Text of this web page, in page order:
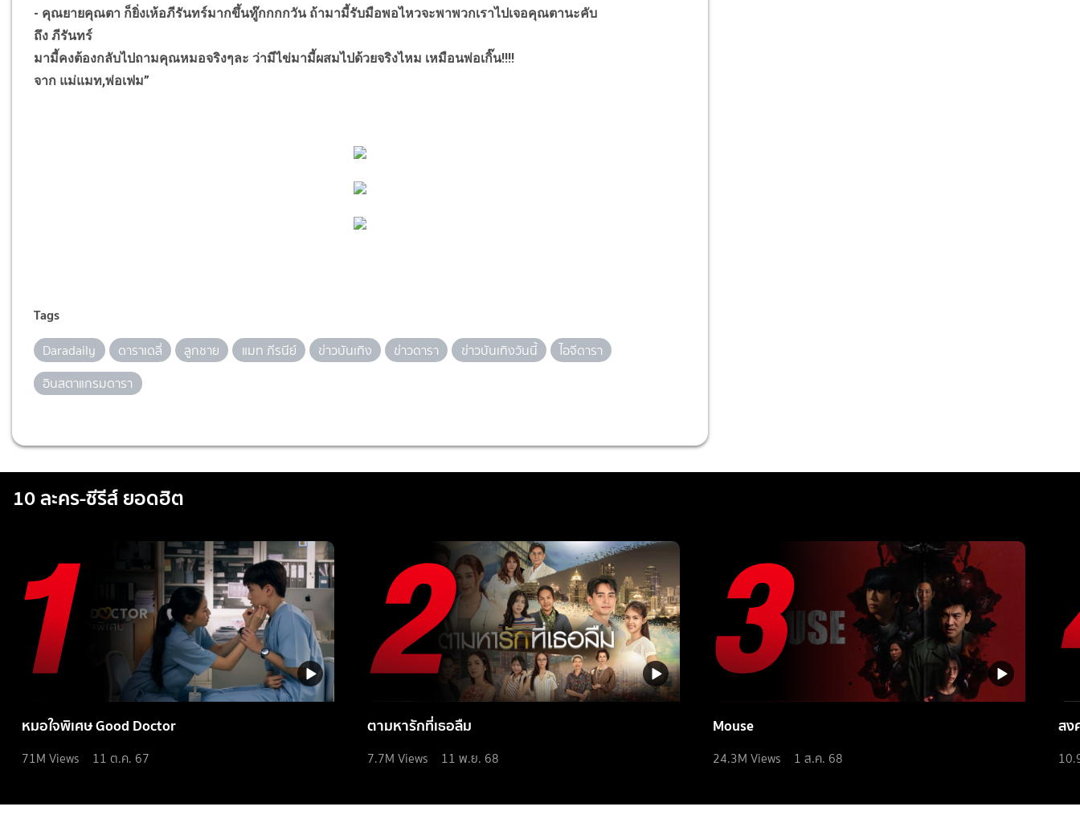
- คุณยายคุณตา ก็ยิ่งเห้อภีรันทร์มากขึ้นทู๊กกกกวัน ถ้ามามี้รับมือพอไหวจะพาพวกเราไปเจอคุณตานะคับ
ถึง ภีรันทร์
มามี้คงต้องกลับไปถามคุณหมอจริงๆละ ว่ามีไข่มามี้ผสมไปด้วยจริงไหม เหมือนพ่อเกิ๊น!!!!
จาก แม่แมท,พ่อเฟม”
Tags
Daradaily ดาราเดลี่ ลูกชาย แมท ภีรนีย์ ข่าวบันเทิง ข่าวดารา ข่าวบันเทิงวันนี้
ไอจีดารา
อินสตาแกรมดารา
10 ละคร-ซีรีส์ ยอดฮิต
หมอใจพิเศษ Good Doctor
71M Views 11 ต.ค. 67
ตามหารักที่เธอลืม
7.7M Views 11 พ.ย. 68
Mouse
24.3M Views 1 ส.ค. 68
สง